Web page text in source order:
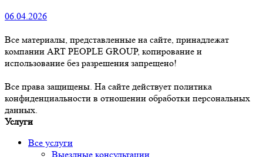
06.04.2026
Все материалы, представленные на сайте, принадлежат
компании ART PEOPLE GROUP, копирование и
использование без разрешения запрещено!
Все права защищены. На сайте действует политика
конфиденциальности в отношении обработки персональных
данных.
Услуги
Все услуги
Выездные консультации